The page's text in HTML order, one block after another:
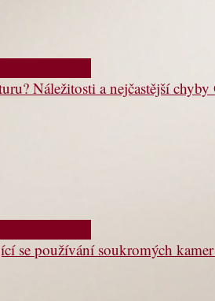
Náležitosti a nejčastější
se používání soukromých